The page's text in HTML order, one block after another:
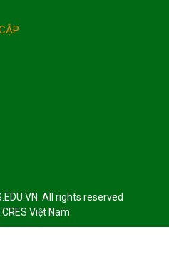
All rights reserved
CRES Việt Nam